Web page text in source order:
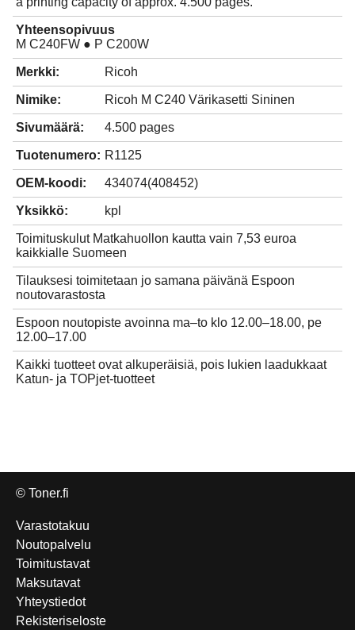
Yhteensopivuus
M C240FW ● P C200W
Merkki: Ricoh
Nimike: Ricoh M C240 Värikasetti Sininen
Sivumäärä: 4.500 pages
Tuotenumero: R1125
OEM-koodi: 434074(408452)
Yksikkö: kpl
Toimituskulut Matkahuollon kautta vain 7,53 euroa
kaikkialle Suomeen
Tilauksesi toimitetaan jo samana päivänä Espoon
noutovarastosta
Espoon noutopiste avoinna ma–to klo 12.00–18.00, pe
12.00–17.00
Kaikki tuotteet ovat alkuperäisiä, pois lukien laadukkaat
Katun- ja TOPjet-tuotteet
© Toner.fi
Varastotakuu
Noutopalvelu
Toimitustavat
Maksutavat
Yhteystiedot
Rekisteriseloste